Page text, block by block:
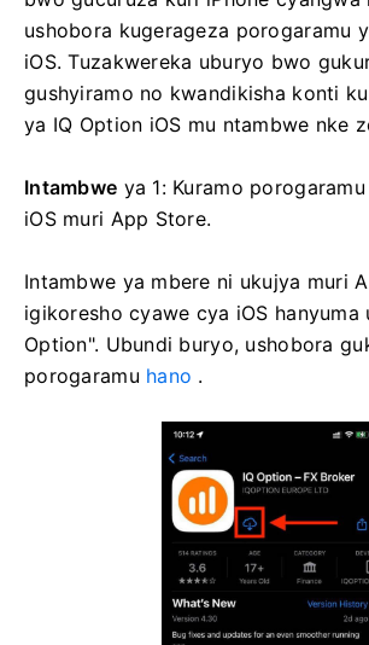
ushobora kugerageza porogaramu
iOS. Tuzakwereka uburyo bwo
gushyiramo no kwandikisha konti
ya IQ Option iOS mu ntambwe nke
Intambwe ya 1: Kuramo
iOS muri App Store.
Intambwe ya mbere ni ukujya muri
igikoresho cyawe cya iOS hanyuma
Option". Ubundi buryo, ushobora
porogaramu hano .